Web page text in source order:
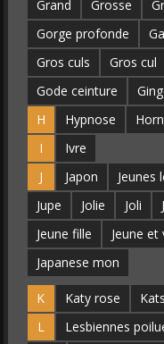
Grand
Grosse
Gorge profonde
Gros culs
Gros cul
Gode ceinture
H
Hypnose
I
Ivre
J
Japon Jeunes
Jupe
Jolie Joli
Jeune fille
Jeune et
Japanese mon
K Katy rose
L
Lesbiennes